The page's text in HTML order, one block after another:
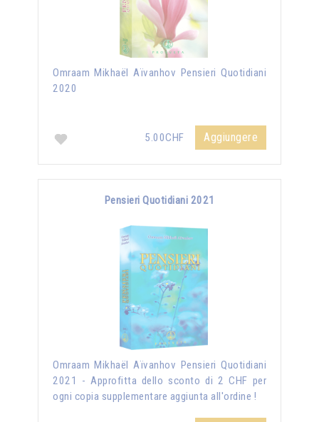
Omraam Mikhaël Aïvanhov Pensieri Quotidiani
2020
5.00CHF Aggiungere
Pensieri Quotidiani 2021
Omraam Mikhaël Aïvanhov Pensieri Quotidiani
2021 - Approfitta dello sconto di 2 CHF per
ogni copia supplementare aggiunta all'ordine !